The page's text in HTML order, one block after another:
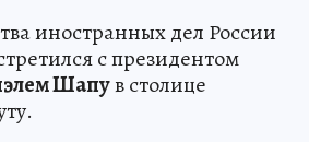
иностранных дел России
с президентом
Шапув столице